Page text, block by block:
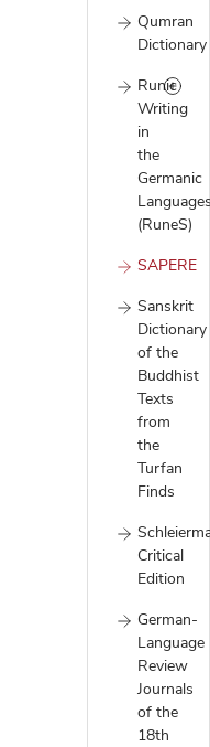
Qumran
Dictionary
Runic
Writing
in
the
Germanic
(RuneS)
SAPERE
Sanskrit
Dictionary
of the
Buddhist
Texts
from
the
Turfan
Finds
Critical
Edition
German-
Language
Review
Journals
of the
18th